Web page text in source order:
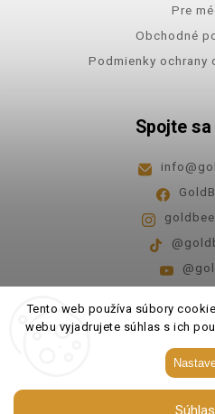
Tento web používa súbory
webu vyjadrujete súhlas s ich
Pre
Obchodné
Podmienky ochrany
Spojte
info@
Pondelok - piatok
GoldBee.
Upraviť